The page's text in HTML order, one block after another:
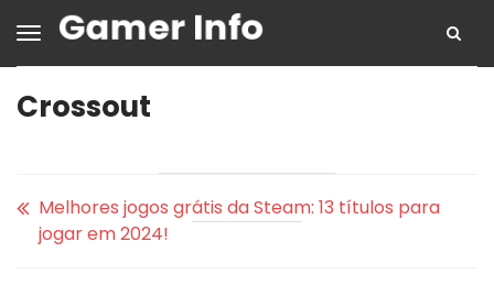
Crossout
Melhores jogos grátis da Steam: 13 títulos para
jogar em 2024!